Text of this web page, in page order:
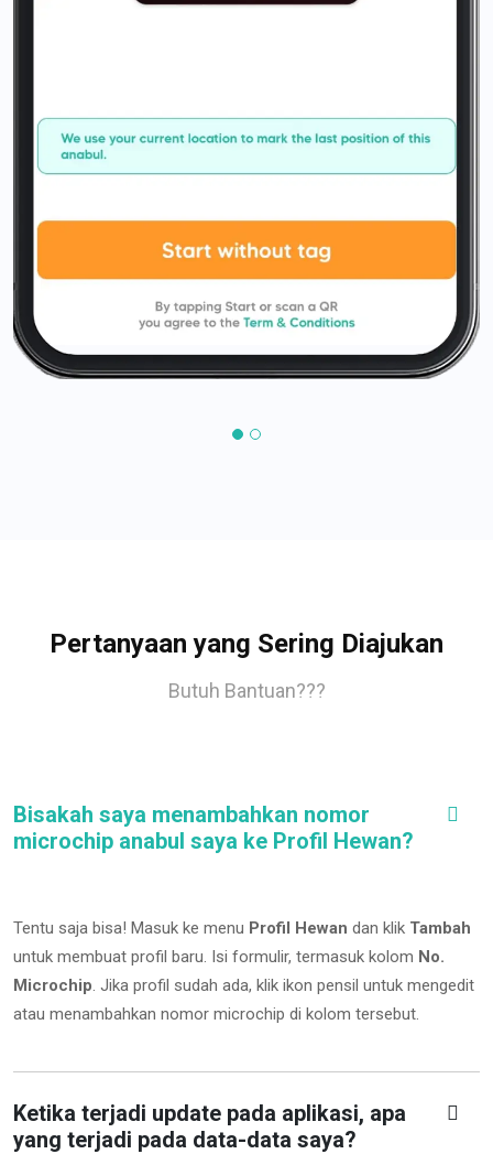
Pertanyaan yang Sering Diajukan
Butuh Bantuan???
Bisakah saya menambahkan nomor
microchip anabul saya ke Profil Hewan?
Tentu saja bisa! Masuk ke menu Profil Hewan dan klik Tambah
untuk membuat profil baru. Isi formulir, termasuk kolom No.
Microchip. Jika profil sudah ada, klik ikon pensil untuk mengedit
atau menambahkan nomor microchip di kolom tersebut.
Ketika terjadi update pada aplikasi, apa
yang terjadi pada data-data saya?